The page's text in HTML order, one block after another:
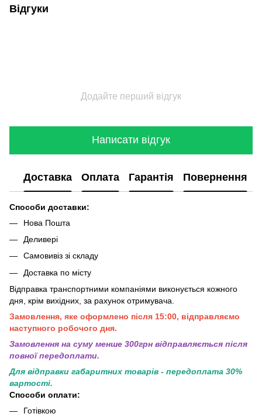
Відгуки
Додайте перший відгук
Написати відгук
Доставка Оплата Гарантія Повернення
Способи доставки:
Нова Пошта
Деливері
Самовивіз зі складу
Доставка по місту
Відправка транспортними компаніями виконується кожного
дня, крім вихідних, за рахунок отримувача.
Замовлення, яке оформлено після 15:00, відправляємо
наступного робочого дня.
Замовлення на суму менше 300грн вiдправляється пiсля
повної передоплати.
Для відправки габаритних товарів - передоплата 30%
вартості.
Способи оплати:
Готівкою